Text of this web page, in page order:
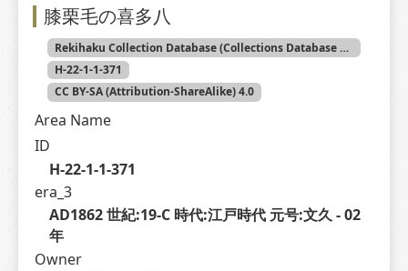
膝栗毛の喜多八
Rekihaku Collection Database (Collections Database of the National Museum of Japanese History)
H-22-1-1-371
CC BY-SA (Attribution-ShareAlike) 4.0
Area Name
ID
H-22-1-1-371
era_3
AD1862 世紀:19-C 時代:江戸時代 元号:文久 - 02
年
Owner